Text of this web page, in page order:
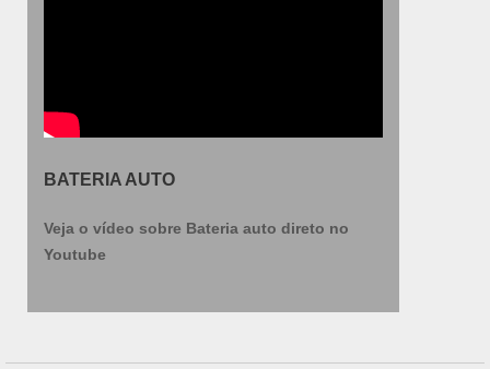
BATERIA AUTO
Veja o vídeo sobre Bateria auto direto no
Youtube